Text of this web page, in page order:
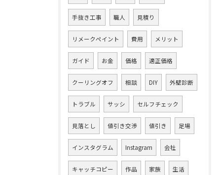
手抜き工事 職人 見積り
リメークペイント 費用 メリット
ガイド お金 価格 適正価格
クーリングオフ 相談 DIY 外壁診断
トラブル サッシ セルフチェック
見落とし 値引き交渉 値引き 足場
インスタグラム Instagram 会社
キャッチコピー 作品 家族 生活